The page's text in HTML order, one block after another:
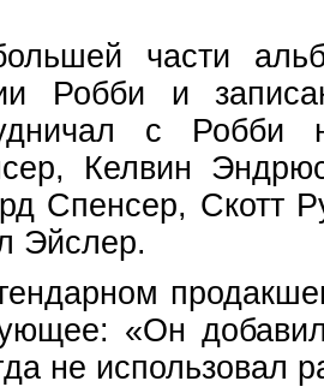
части
Робби и
с Робби
Келвин
Спенсер, Скотт
Эйслер.
«Он
не использовал